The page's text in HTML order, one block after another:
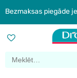
Bezmaksas piegāde